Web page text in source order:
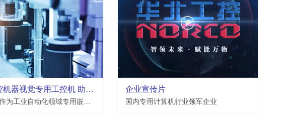
支持恩智浦NXP i.MX8M Plus处理器,2*LAN,2*USB2.0,4*USB3.0,10*COM,3.5寸板
华北工控机器视觉专用工控机 助推工业自动化发展提速
华北工控作为工业自动化领域专用嵌入式工控计算机产品提供商，紧跟智能制造发展大势，创新推出了一系列机器视觉专用工控机。
企业宣传片
国内专用计算机行业领军企业